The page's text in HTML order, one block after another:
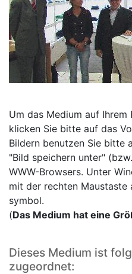
Um das Medium auf Ihrem
klicken Sie bitte auf das
Bildern benutzen Sie bitte
"Bild speichern unter"
WWW-Browsers. Unter
mit der rechten
symbol.
(Das Medium hat eine
Dieses Medium ist
zugeordnet: